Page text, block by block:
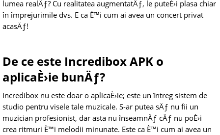
lumea realÄƒ? Cu realitatea augmentatÄƒ, le puteÈ›i plasa chiar
în împrejurimile dvs. E ca È™i cum ai avea un concert privat
acasÄƒ!
De ce este Incredibox APK o
aplicaÈ›ie bunÄƒ?
Incredibox nu este doar o aplicaÈ›ie; este un întreg sistem de
studio pentru visele tale muzicale. S-ar putea sÄƒ nu fii un
muzician profesionist, dar asta nu înseamnÄƒ cÄƒ nu poÈ›i
crea ritmuri È™i melodii minunate. Este ca È™i cum ai avea un